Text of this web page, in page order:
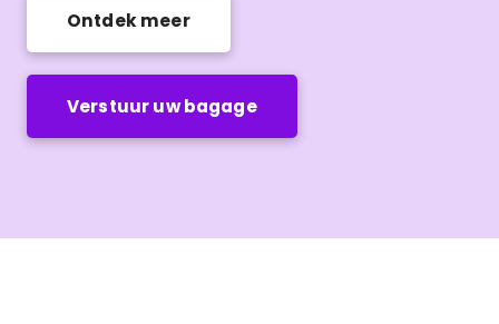
Ontdek meer
Verstuur uw bagage